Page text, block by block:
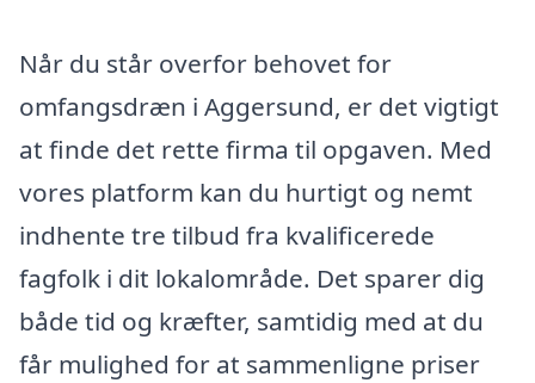
Når du står overfor behovet for
omfangsdræn i Aggersund, er det vigtigt
at finde det rette firma til opgaven. Med
vores platform kan du hurtigt og nemt
indhente tre tilbud fra kvalificerede
fagfolk i dit lokalområde. Det sparer dig
både tid og kræfter, samtidig med at du
får mulighed for at sammenligne priser